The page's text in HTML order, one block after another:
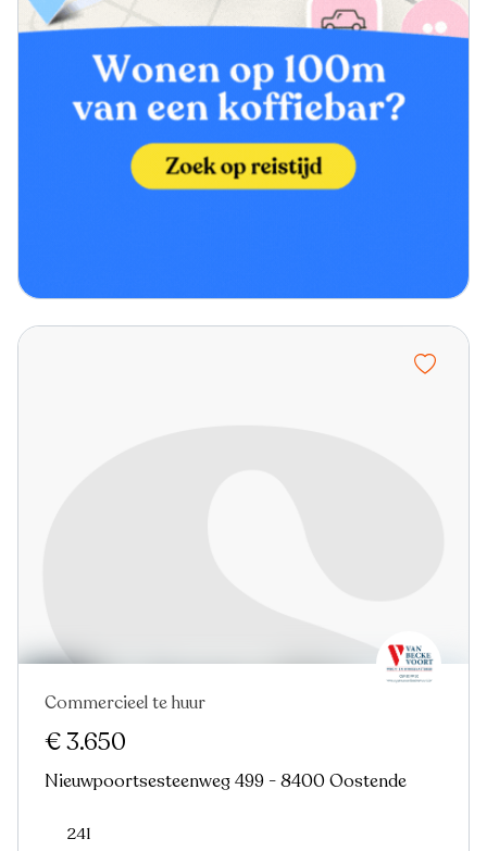
Nieuw
Commercieel te huur
€ 3.650
Nieuwpoortsesteenweg 499 - 8400 Oostende
241